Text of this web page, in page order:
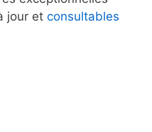
jour et consultables